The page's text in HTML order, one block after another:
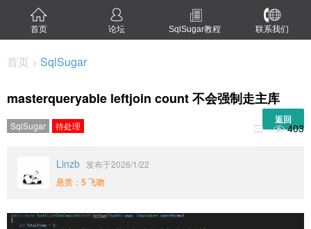
首页 论坛 SqlSugar教程 联系我们
首页 > SqlSugar
masterqueryable leftjoin count 不会强制走主库
返回
SqlSugar 待处理  403
Linzb 发布于2026/1/22
悬赏：5 飞吻